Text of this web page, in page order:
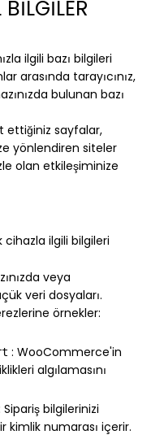
ilgili bazı bilgileri
arasında tarayıcınız,
bulunan bazı
ettiğiniz sayfalar,
yönlendiren siteler
olan etkileşiminize
cihazla ilgili bilgileri
veya
veri dosyaları.
örnekler:
: WooCommerce'in
algılamasını
bilgilerinizi
kimlik numarası içerir.